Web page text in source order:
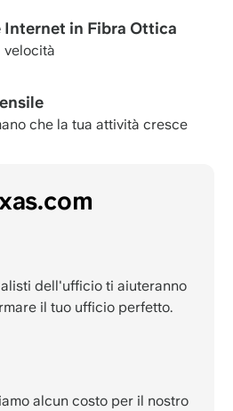
Internet in Fibra Ottica
velocità
che la tua attività cresce
dell'ufficio ti aiuteranno
il tuo ufficio perfetto.
alcun costo per il nostro